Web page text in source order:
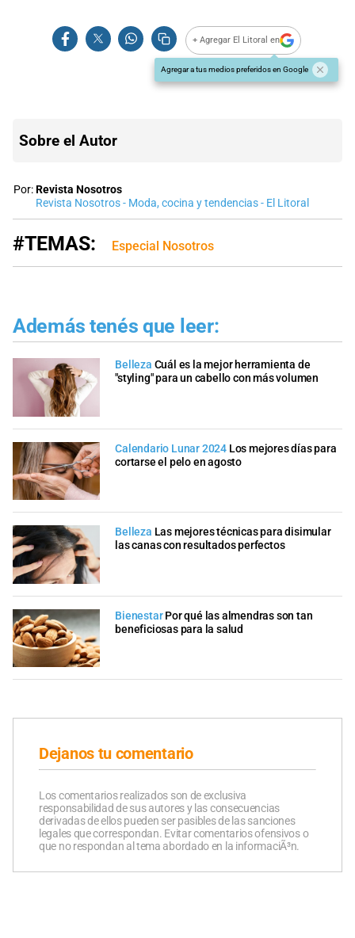
+ Agregar El Litoral en
Agregar a tus medios preferidos en Google
Sobre el Autor
Por:Revista Nosotros
Revista Nosotros - Moda, cocina y tendencias - El Litoral
#TEMAS: Especial Nosotros
Además tenés que leer:
Belleza Cuál es la mejor herramienta de
"styling" para un cabello con más volumen
Calendario Lunar 2024 Los mejores días para
cortarse el pelo en agosto
Belleza Las mejores técnicas para disimular
las canas con resultados perfectos
BienestarPor qué las almendras son tan
beneficiosas para la salud
Dejanos tu comentario
Los comentarios realizados son de exclusiva
responsabilidad de sus autores y las consecuencias
derivadas de ellos pueden ser pasibles de las sanciones
legales que correspondan. Evitar comentarios ofensivos o
que no respondan al tema abordado en la informaciÃ³n.